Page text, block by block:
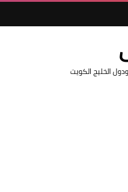
الخليج الكويت